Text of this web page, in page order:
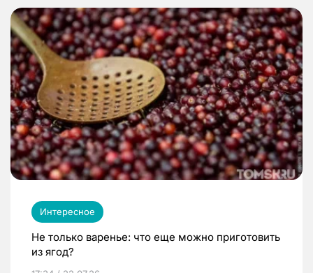
Интересное
Не только варенье: что еще можно приготовить
из ягод?